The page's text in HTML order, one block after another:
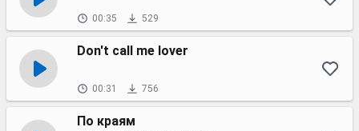
00:35 529
Don't call me lover
00:31 756
По краям